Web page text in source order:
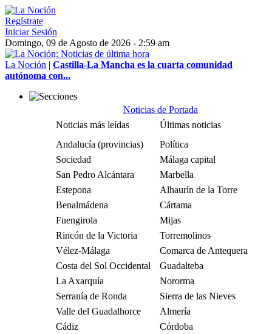
Regístrate
Iniciar Sesión
Domingo, 09 de Agosto de 2026 - 2:59 am
La Noción | Castilla-La Mancha es la cuarta comunidad
autónoma con...
Noticias de Portada
Noticias más leídas
Últimas noticias
Andalucía (provincias)
Política
Sociedad
Málaga capital
San Pedro Alcántara
Marbella
Estepona
Alhaurín de la Torre
Benalmádena
Cártama
Fuengirola
Mijas
Rincón de la Victoria
Torremolinos
Vélez-Málaga
Comarca de Antequera
Costa del Sol Occidental
Guadalteba
La Axarquía
Nororma
Serranía de Ronda
Sierra de las Nieves
Valle del Guadalhorce
Almería
Cádiz
Córdoba